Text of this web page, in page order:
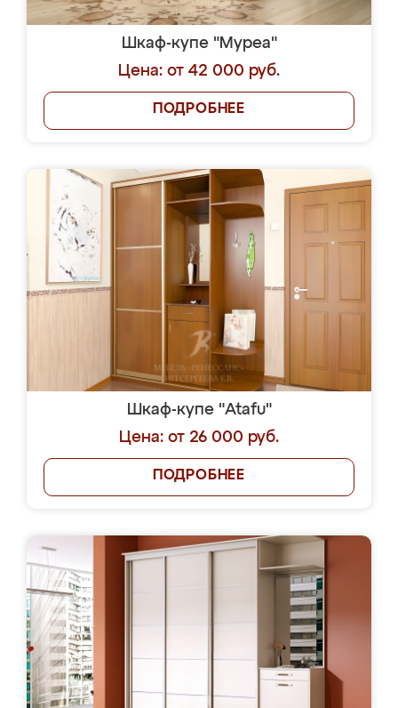
Шкаф-купе "Муреа"
Цена: от 42 000 руб.
ПОДРОБНЕЕ
Шкаф-купе "Atafu"
Цена: от 26 000 руб.
ПОДРОБНЕЕ